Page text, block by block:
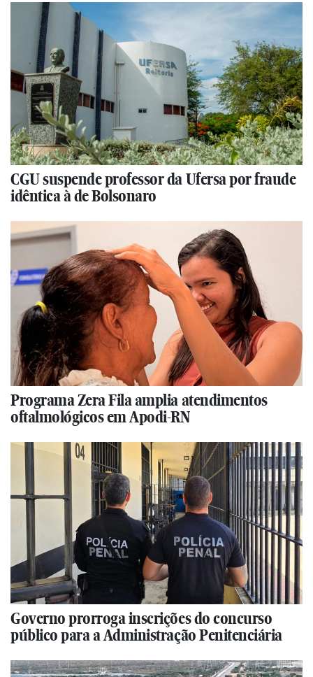
CGU suspende professor da Ufersa por fraude
idêntica à de Bolsonaro
Programa Zera Fila amplia atendimentos
oftalmológicos em Apodi-RN
Governo prorroga inscrições do concurso
público para a Administração Penitenciária